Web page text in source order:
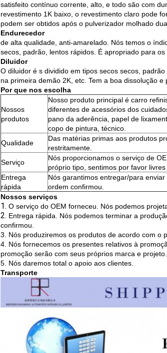
satisfeito contínuo corrente, alto, e todo são com
revestimento 1K baixo, o revestimento claro pode
podem ser obtidos após o pulverizador molhado
Endurecedor
de alta qualidade, anti-amarelado. Nós temos o
secos, padrão, lentos rápidos. É apropriado para
Diluidor
O diluidor é s dividido em tipos secos secos,
na primeira demão 2K, etc. Tem a boa dissolução e
Por que nos escolha
Nossos
produtos
Nosso produto principal é carro
diferentes de acessórios dos
pano da aderência, papel de
copo de pintura, técnico.
Qualidade
Das matérias primas aos produtos
restritamente.
Serviço
Nós proporcionamos o serviço de
próprio tipo, sentimos por favor
Entrega
rápida
Nós garantimos entregar/para
ordem confirmou.
Nossos serviços
1. O serviço do OEM forneceu. Nós podemos
2. Entrega rápida. Nós podemos terminar a
confirmou.
3. Nós produziremos os produtos de acordo com o
4. Nós fornecemos os presentes relativos à
promoção serão com seus próprios marca e projeto.
5. Nós daremos total o apoio aos clientes.
Transporte